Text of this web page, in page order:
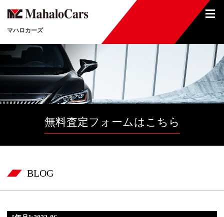
マハロカーズ
無料査定フォームはこちら
BLOG